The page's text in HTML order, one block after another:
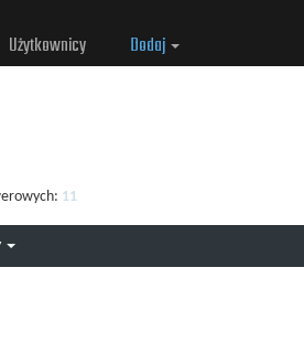
Użytkownicy Dodaj
11